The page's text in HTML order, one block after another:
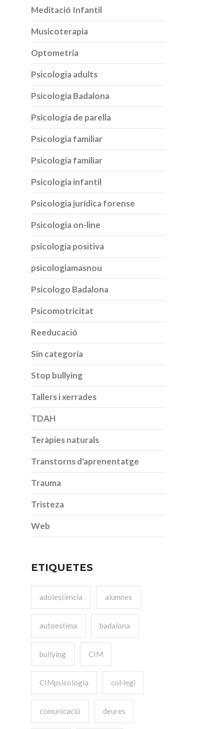
Meditació Infantil
Musicoterapia
Optometria
Psicologia adults
Psicologia Badalona
Psicologia de parella
Psicologia familiar
Psicologia familiar
Psicologia infantil
Psicologia jurídica forense
Psicologia on-line
psicologia positiva
psicologiamasnou
Psicologo Badalona
Psicomotricitat
Reeducació
Sin categoría
Stop bullying
Tallers i xerrades
TDAH
Teràpies naturals
Transtorns d'aprenentatge
Trauma
Tristeza
Web
ETIQUETES
adolescència alumnes
autoestima badalona
bullying CIM
CIMpsicologia col·legi
comunicació deures